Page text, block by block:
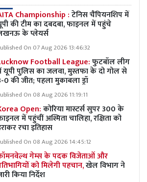
Championship :टेनिस चैंपियनशिप में
की टीम का दबदबा, फाइनल में पहुंचे
के प्लेयर्स
On 07 Aug 2026 13:46:32
Football League:फुटबॉल लीग
यूपी पुलिस का जलवा, मुस्तफा के दो गोल से
0 की जीत; पहला मुकाबला ड्रॉ
On 08 Aug 2026 11:19:11
Open:कोरिया मास्टर्स सुपर 300 के
में पहुंचीं अश्मिता चालिहा, रक्षिता को
रचा इतिहास
On 08 Aug 2026 14:45:12
गेम्स के पदक विजेताओं और
को मिलेगी पहचान,खेल विभाग ने
किया निर्देश